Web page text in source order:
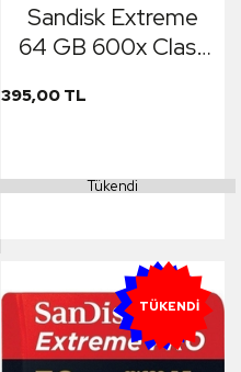
Sandisk Extreme
64 GB 600x Class
395,00 TL
Tükendi
YENI
TÜKENDI